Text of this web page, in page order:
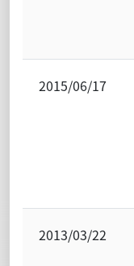
2015/06/17
2013/03/22